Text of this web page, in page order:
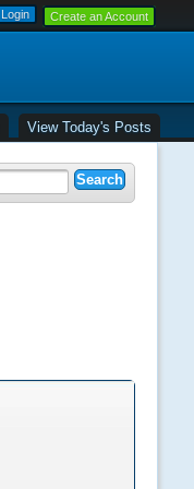
Create an Account
View Today's Posts